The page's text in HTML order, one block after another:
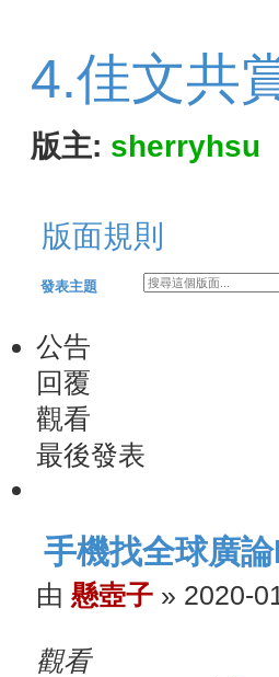
4.佳文共
版主: sherryhsu
版面規則
發表主題 進階搜尋
公告
回覆
觀看
最後發表
手機找全球廣
由 懸壺子 » 2020-
觀看